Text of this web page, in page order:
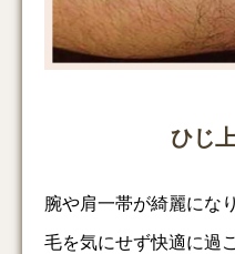
ひじ
腕や肩一帯が綺麗にな
毛を気にせず快適に過